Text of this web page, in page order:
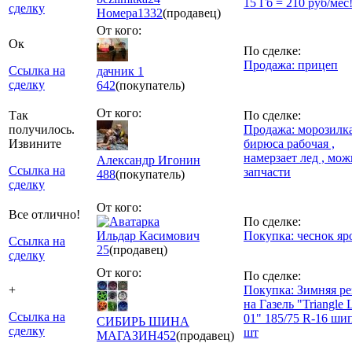
сделку
Номера1332(продавец)
Ок
Ссылка на
сделку
От кого:
дачник 1
642(покупатель)
По сделке:
Продажа: прицеп
Так
получилось.
Извините
Ссылка на
сделку
От кого:
Александр Игонин
488(покупатель)
По сделке:
Продажа:
бирюса рабочая ,
намерзает лед ,
запчасти
Все отлично!
Ссылка на
сделку
От кого:
Ильдар Касимович
25(продавец)
По сделке:
Покупка: чеснок
+
Ссылка на
сделку
От кого:
СИБИРЬ ШИНА
МАГАЗИН452(продавец)
По сделке:
Покупка: Зимняя
на Газель "Triangle
01" 185/75 R-16
шт